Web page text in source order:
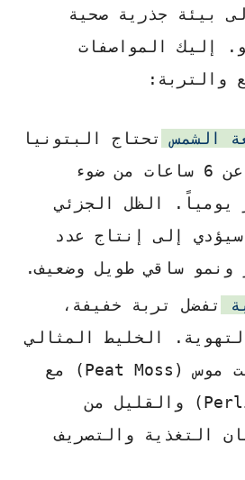
بيئة جذرية صحية
إليك المواصفات
والتربة:
الشمس
تحتاج البتونيا
إلى ما لا يقل عن 6 ساعات من ضوء
يومياً. الظل الجزئي
إلى إنتاج عدد
ونمو ساقي طويل وضعيف.
تفضل تربة خفيفة،
الخليط المثالي
يتكون من البيت موس (Peat Moss) مع
البيرلايت (Perlite) والقليل من
التغذية والتصريف